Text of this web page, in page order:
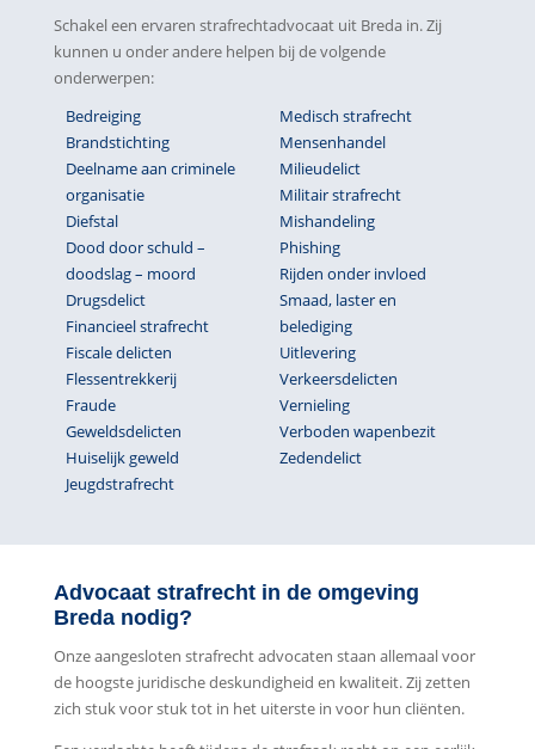
Schakel een ervaren strafrechtadvocaat uit Breda in. Zij
kunnen u onder andere helpen bij de volgende
onderwerpen:
Bedreiging
Brandstichting
Deelname aan criminele
organisatie
Diefstal
Dood door schuld –
doodslag – moord
Drugsdelict
Financieel strafrecht
Fiscale delicten
Flessentrekkerij
Fraude
Geweldsdelicten
Huiselijk geweld
Jeugdstrafrecht
Medisch strafrecht
Mensenhandel
Milieudelict
Militair strafrecht
Mishandeling
Phishing
Rijden onder invloed
Smaad, laster en
belediging
Uitlevering
Verkeersdelicten
Vernieling
Verboden wapenbezit
Zedendelict
Advocaat strafrecht in de omgeving
Breda nodig?
Onze aangesloten strafrecht advocaten staan allemaal voor
de hoogste juridische deskundigheid en kwaliteit. Zij zetten
zich stuk voor stuk tot in het uiterste in voor hun cliënten.